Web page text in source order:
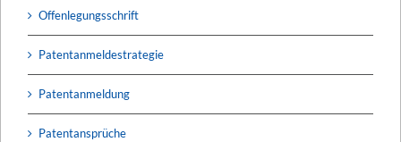
Offenlegungsschrift
Patentanmeldestrategie
Patentanmeldung
Patentansprüche